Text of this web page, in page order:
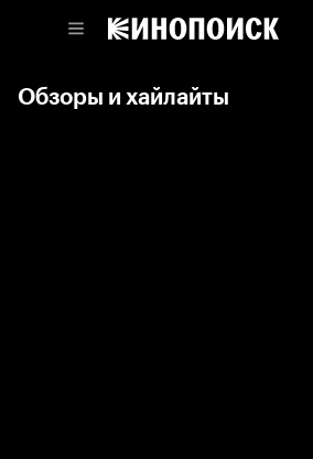
Обзоры и хайлайты